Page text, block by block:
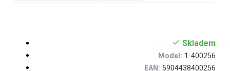
Skladem
Model: 1-400256
EAN: 5904438400256